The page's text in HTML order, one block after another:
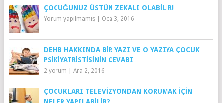
ÇOCUĞUNUZ ÜSTÜN ZEKALI OLABILIR!
Yorum yapılmamış| Oca 3, 2016
DEHB HAKKINDA BIR YAZI VE O YAZIYA ÇOCUK
PSIKIYATRISTISININ CEVABI
2 yorum Ara 2, 2016
ÇOCUKLARI TELEVIZYONDAN KORUMAK İÇIN
NELER YAPILABILIR?